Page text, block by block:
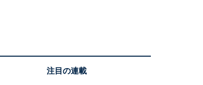
注目の連載